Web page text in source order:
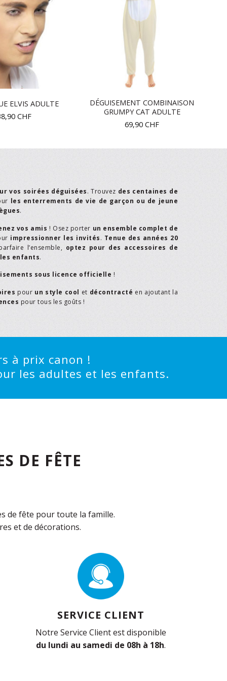
ELVIS ADULTE
CHF
DÉGUISEMENT COMBINAISON
GRUMPY CAT ADULTE
69,90 CHF
vos soirées déguisées. Trouvez des centaines de
les enterrements de vie de garçon ou de jeune
.
vos amis ! Osez porter un ensemble complet de
impressionner les invités. Tenue des années 20
l’ensemble, optez pour des accessoires de
les enfants.
sous licence officielle !
pour un style cool et décontracté en ajoutant la
pour tous les goûts !
à prix canon !
les adultes et les enfants.
DE FÊTE
de fête pour toute la famille.
et de décorations.
SERVICE CLIENT
Notre Service Client est disponible
du lundi au samedi de 08h à 18h.